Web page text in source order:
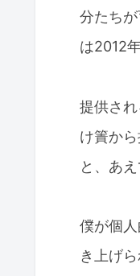
分たち
は2012
提供さ
け簀か
と、あ
僕が個
き上げ